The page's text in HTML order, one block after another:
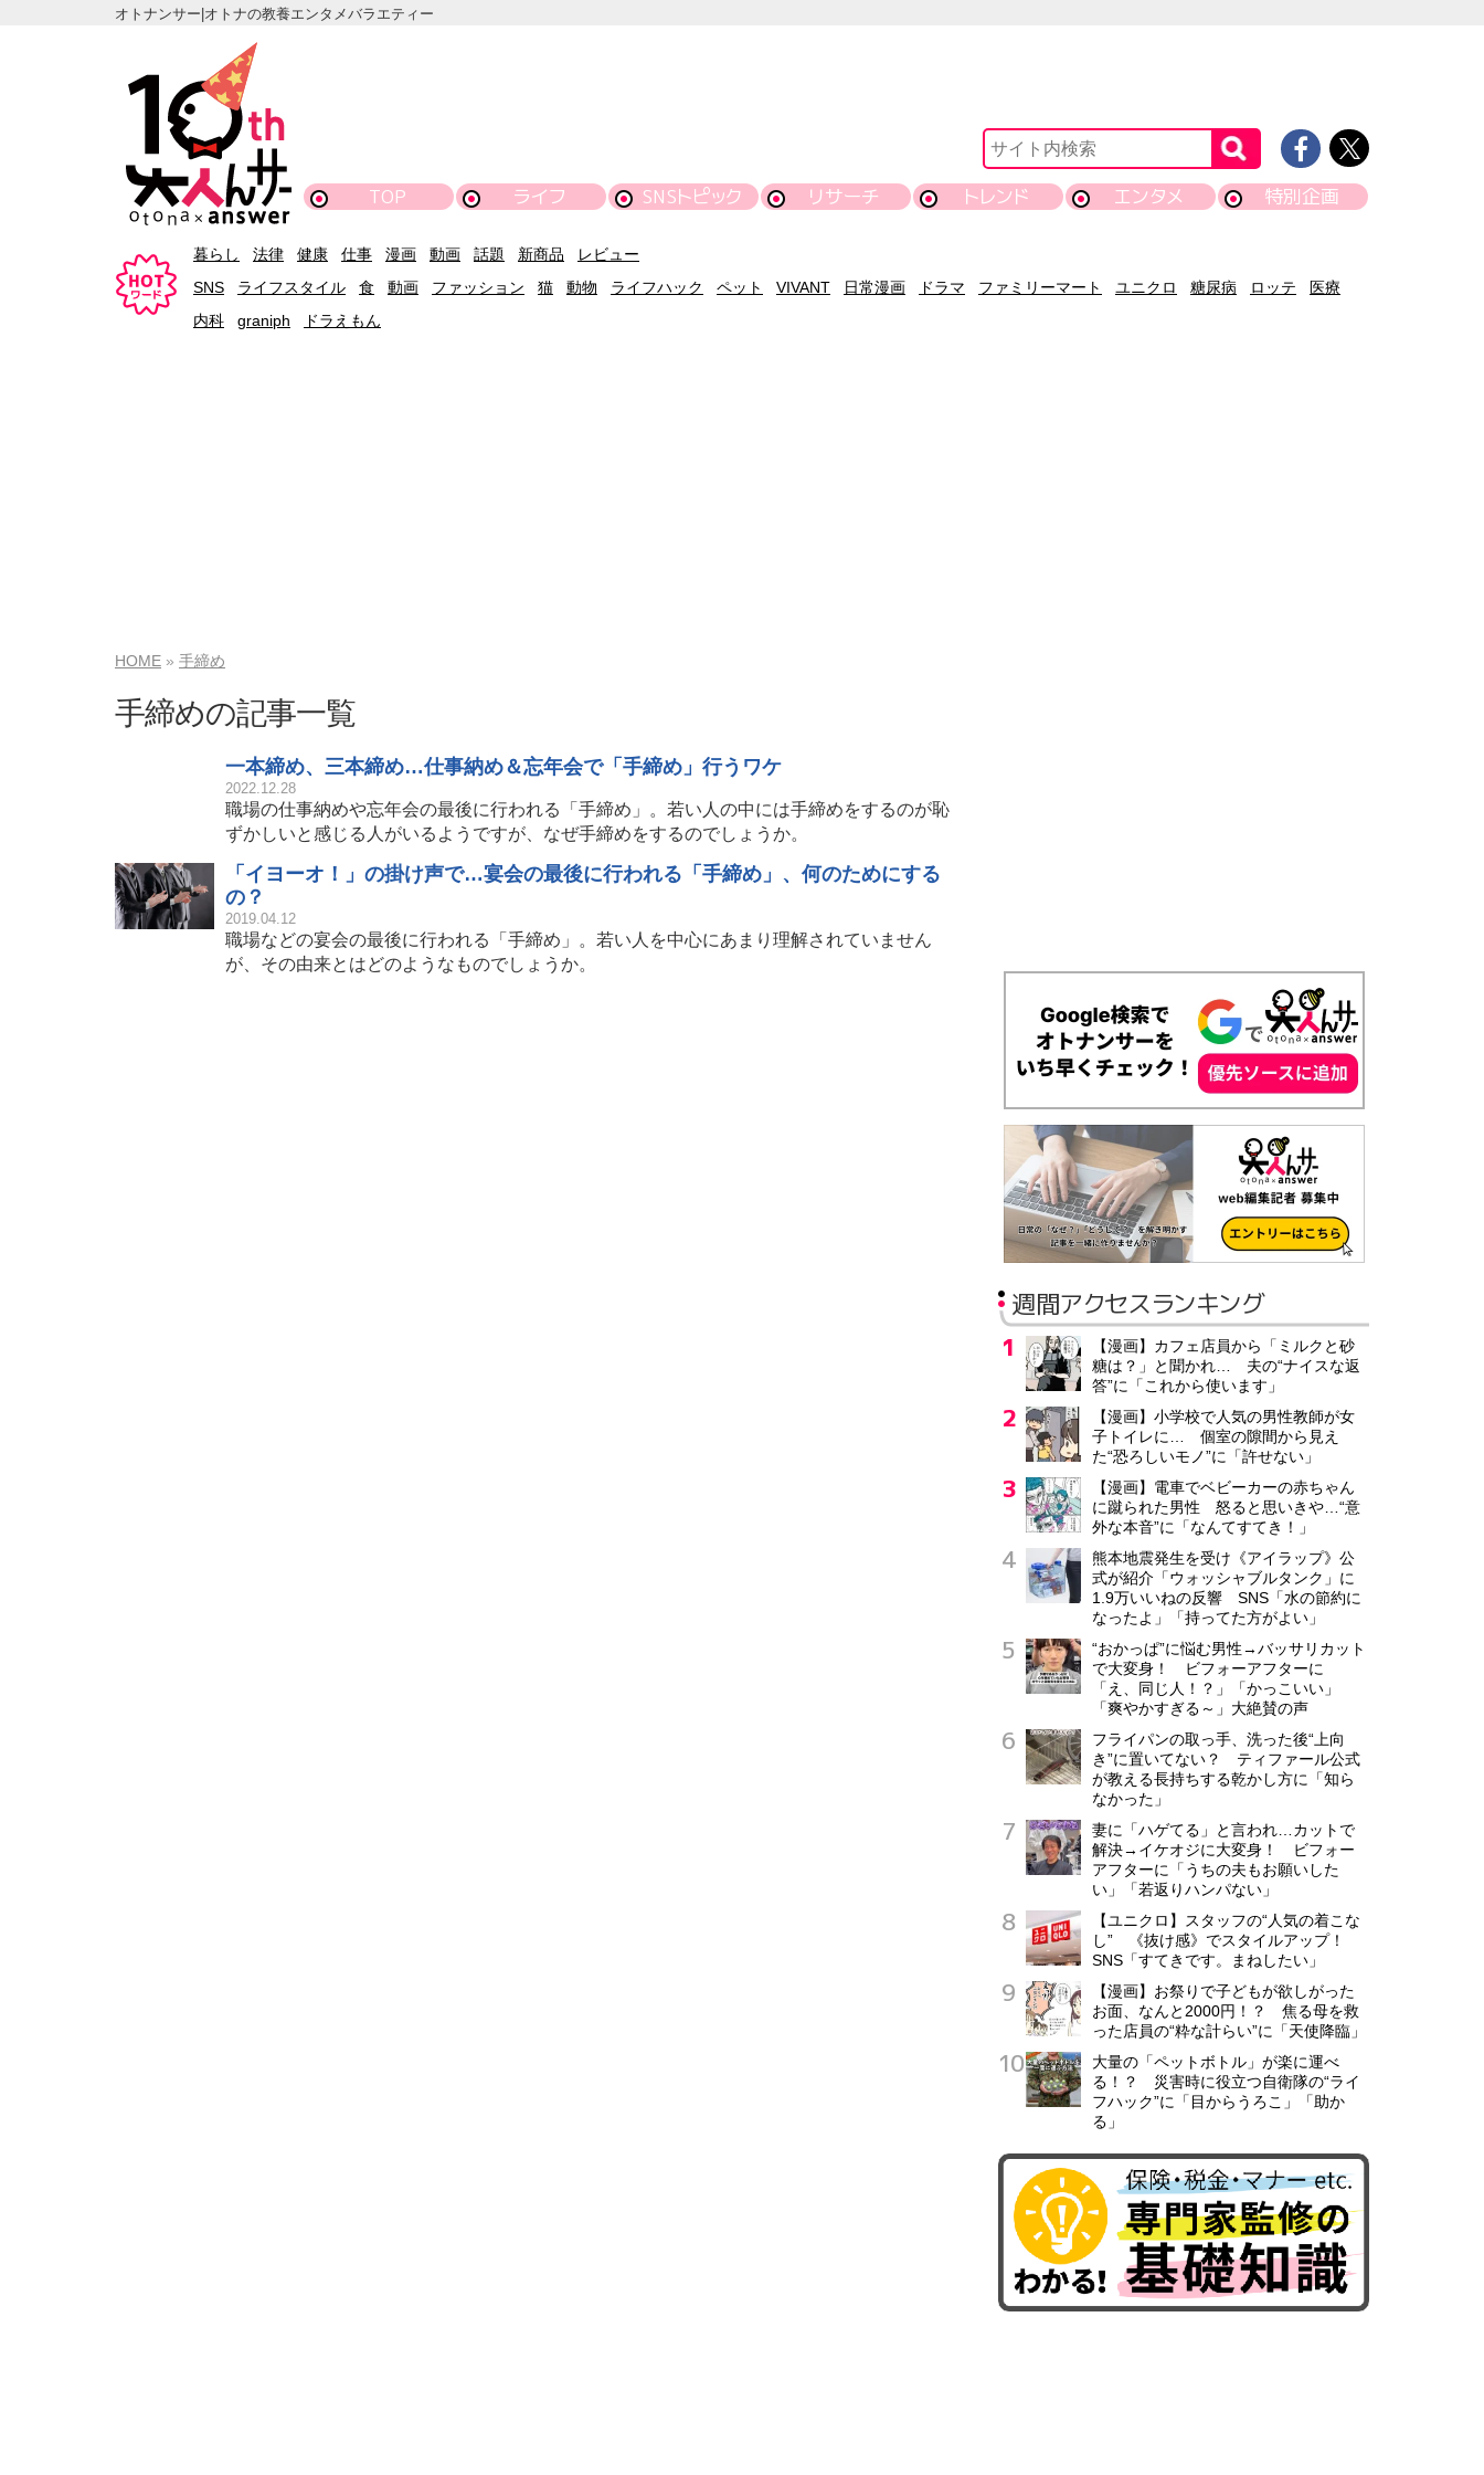
オトナンサー|オトナの教養エンタメバラエティー
TOP ライフ SNSトピック リサーチ トレンド エンタメ 特別企画
暮らし 法律 健康 仕事 漫画 動画 話題 新商品
レビュー
SNS
ライフスタイル 食 動画 ファッション 猫 動物 ライフハック ペット VIVANT 日常漫画 ドラマ ファミリーマート ユニクロ 糖尿病 ロッテ
医療
内科
graniph ドラえもん
HOME 手締め
手締めの記事一覧
一本締め、三本締め…仕事納め＆忘年会で「手締め」行うワケ
2022.12.28
職場の仕事納めや忘年会の最後に行われる「手締め」。若い人の中には手締めをするのが恥
ずかしいと感じる人がいるようですが、なぜ手締めをするのでしょうか。
「イヨーオ！」の掛け声で…宴会の最後に行われる「手締め」、何のためにする
の？
2019.04.12
職場などの宴会の最後に行われる「手締め」。若い人を中心にあまり理解されていません
が、その由来とはどのようなものでしょうか。
週間アクセスランキング
【漫画】カフェ店員から「ミルクと砂
糖は？」と聞かれ… 夫の“ナイスな返
答”に「これから使います」
【漫画】小学校で人気の男性教師が女
子トイレに… 個室の隙間から見え
た“恐ろしいモノ”に「許せない」
【漫画】電車でベビーカーの赤ちゃん
に蹴られた男性 怒ると思いきや…“意
外な本音”に「なんてすてき！」
熊本地震発生を受け《アイラップ》公
式が紹介「ウォッシャブルタンク」に
1.9万いいねの反響 SNS「水の節約に
なったよ」「持ってた方がよい」
“おかっぱ”に悩む男性→バッサリカット
で大変身！ ビフォーアフターに
「え、同じ人！？」「かっこいい」
「爽やかすぎる～」大絶賛の声
フライパンの取っ手、洗った後“上向
き”に置いてない？ ティファール公式
が教える長持ちする乾かし方に「知ら
なかった」
妻に「ハゲてる」と言われ…カットで
解決→イケオジに大変身！ ビフォー
アフターに「うちの夫もお願いした
い」「若返りハンパない」
【ユニクロ】スタッフの“人気の着こな
し” 《抜け感》でスタイルアップ！
SNS「すてきです。まねしたい」
【漫画】お祭りで子どもが欲しがった
お面、なんと2000円！？ 焦る母を救
った店員の“粋な計らい”に「天使降臨」
大量の「ペットボトル」が楽に運べ
る！？ 災害時に役立つ自衛隊の“ライ
フハック”に「目からうろこ」「助か
る」